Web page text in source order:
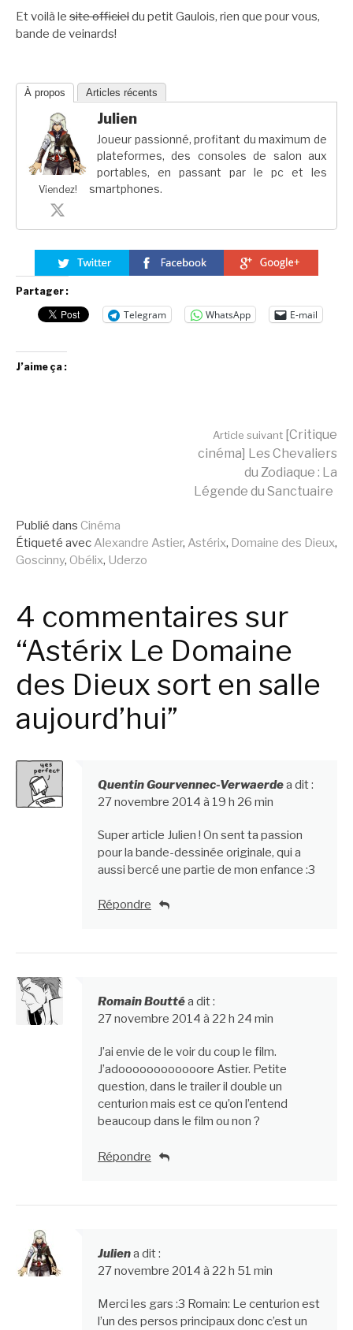
Et voilà le site officieldu petit Gaulois, rien que pour vous,
bande de veinards!
À propos Articles récents
Viendez!
Julien
Joueur passionné, profitant du maximum de
plateformes, des consoles de salon aux
portables, en passant par le pc et les
smartphones.
Partager :
Telegram WhatsApp E-mail
J’aime ça :
suite
Article suivant [Critique
cinéma] Les Chevaliers
du Zodiaque : La
Légende du Sanctuaire
Publié dans Cinéma
Étiqueté avec Alexandre Astier, Astérix, Domaine des Dieux,
Goscinny, Obélix, Uderzo
4 commentaires sur
“Astérix Le Domaine
des Dieux sort en salle
aujourd’hui”
Quentin Gourvennec-Verwaerdea dit :
27 novembre 2014 à 19 h 26 min
Super article Julien ! On sent ta passion
pour la bande-dessinée originale, qui a
aussi bercé une partie de mon enfance :3
Répondre
Romain Bouttéa dit :
27 novembre 2014 à 22 h 24 min
J’ai envie de le voir du coup le film.
J’adoooooooooooore Astier. Petite
question, dans le trailer il double un
centurion mais est ce qu’on l’entend
beaucoup dans le film ou non ?
Répondre
Juliena dit :
27 novembre 2014 à 22 h 51 min
Merci les gars :3 Romain: Le centurion est
l’un des persos principaux donc c’est un